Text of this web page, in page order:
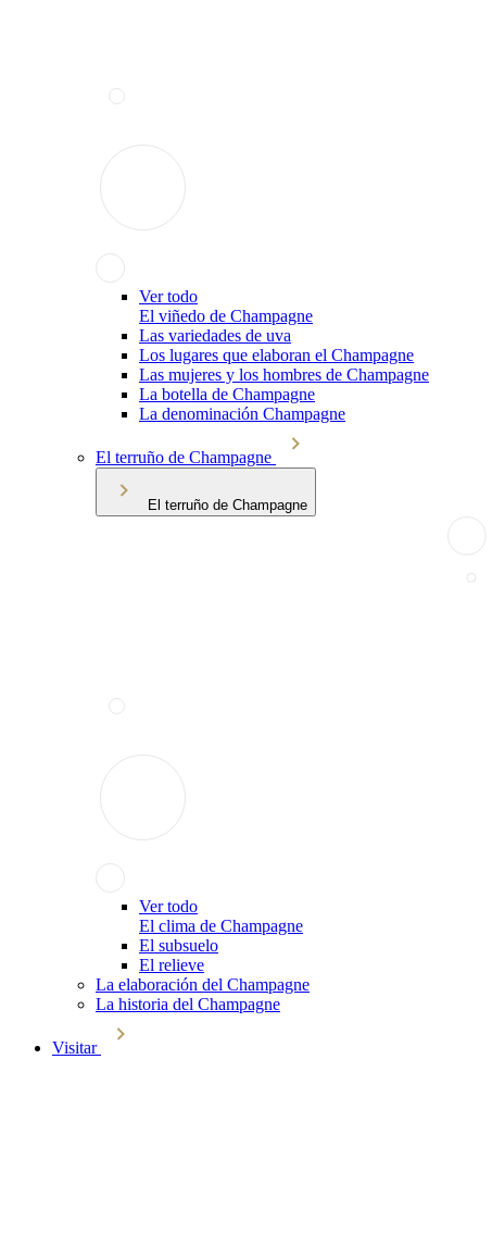
Ver todo
El viñedo de Champagne
Las variedades de uva
Los lugares que elaboran el Champagne
Las mujeres y los hombres de Champagne
La botella de Champagne
La denominación Champagne
El terruño de Champagne
El terruño de Champagne
Ver todo
El clima de Champagne
El subsuelo
El relieve
La elaboración del Champagne
La historia del Champagne
Visitar